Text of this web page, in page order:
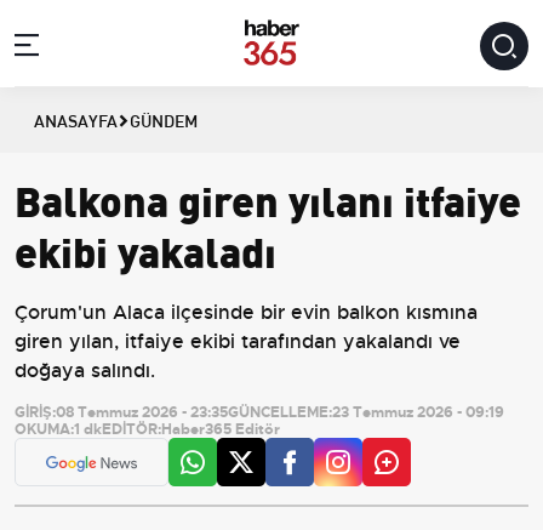
ANASAYFA GÜNDEM
Balkona giren yılanı itfaiye
ekibi yakaladı
Çorum'un Alaca ilçesinde bir evin balkon kısmına
giren yılan, itfaiye ekibi tarafından yakalandı ve
doğaya salındı.
GİRİŞ:08 Temmuz 2026 - 23:35GÜNCELLEME:23 Temmuz 2026 - 09:19
OKUMA:1 dkEDİTÖR:Haber365 Editör